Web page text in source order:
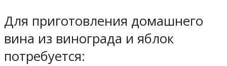
Для приготовления домашнего
вина из винограда и яблок
потребуется: